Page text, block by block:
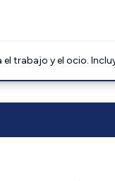
trabajo y el ocio.